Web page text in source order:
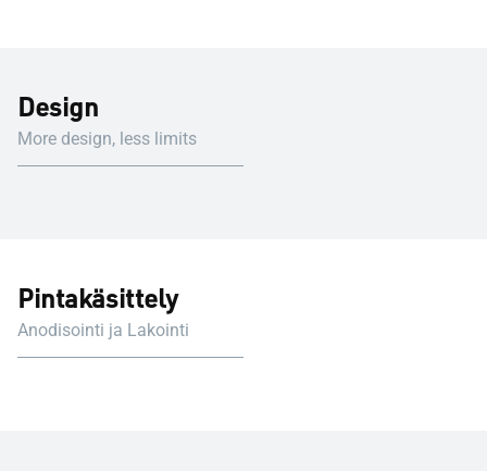
Design
More design, less limits
Pintakäsittely
Anodisointi ja Lakointi